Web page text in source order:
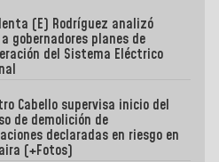
(E) Rodríguez analizó
gobernadores planes de
del Sistema Eléctrico
Cabello supervisa inicio del
de demolición de
declaradas en riesgo en
(+Fotos)